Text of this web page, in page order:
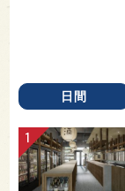
日間